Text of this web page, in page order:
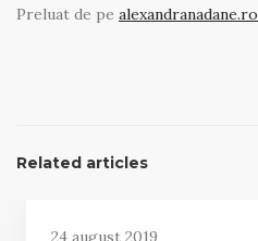
Preluat de pe alexandranadane.ro
Related articles
24 august 2019